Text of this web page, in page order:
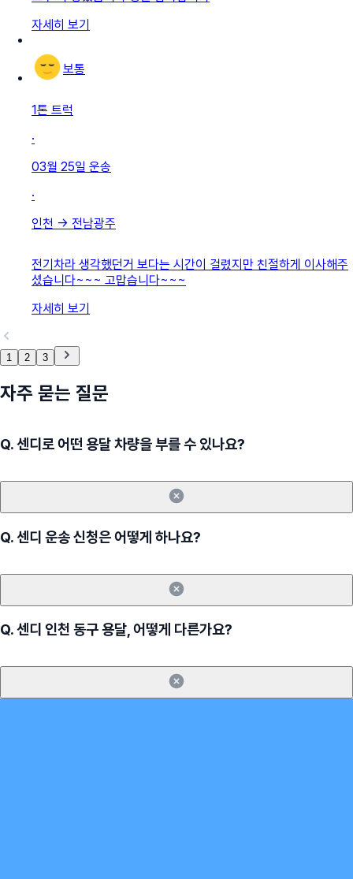
자세히 보기
보통
1톤 트럭
·
03월 25일 운송
·
인천 → 전남광주
전기차라 생각했던거 보다는 시간이 걸렸지만 친절하게 이사해주
셨습니다~~~ 고맙습니다~~~
자세히 보기
1 2 3
자주 묻는 질문
Q.센디로 어떤 용달 차량을 부를 수 있나요?
Q.센디 운송 신청은 어떻게 하나요?
Q.센디 인천 동구 용달, 어떻게 다른가요?